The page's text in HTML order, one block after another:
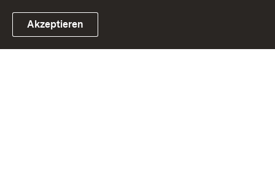
Link zum Landesportal
Akzeptieren